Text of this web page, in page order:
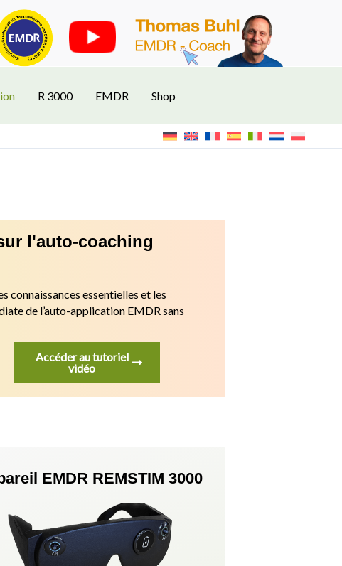
R 3000 EMDR Shop
l'auto-coaching
connaissances essentielles et les
de l’auto-application EMDR sans
Accéder au tutoriel
vidéo
EMDR REMSTIM 3000